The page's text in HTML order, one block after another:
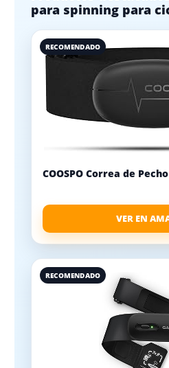
para spinning para
RECOMENDADO
COOSPO Correa de
VER EN
RECOMENDADO